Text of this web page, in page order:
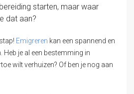
starten, maar waar
dat aan?
Emigreren kan een spannend en
Heb je al een bestemming in
wilt verhuizen? Of ben je nog aan